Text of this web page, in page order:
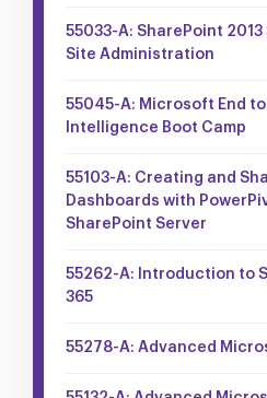
55033-A: SharePoint
Site Administration
55045-A: Microsoft End to
Intelligence Boot Camp
55103-A: Creating and
Dashboards with
SharePoint Server
55262-A: Introduction to
365
55278-A: Advanced